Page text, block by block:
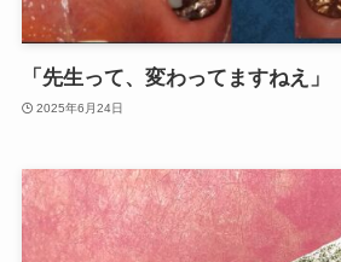
「先生って、変わってますねえ」
2025年6月24日